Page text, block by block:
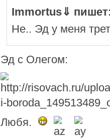
Immortus⇓
Не.. Эд у меня
Эд с Олегом:
Любя.